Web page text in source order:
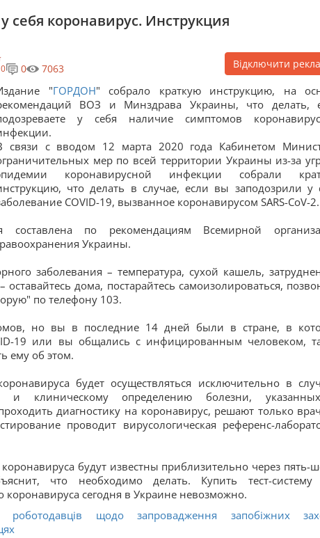
себя коронавирус. Инструкция
0 0 7063 Відключити
"ГОРДОН" собрало краткую инструкцию, на
ВОЗ и Минздрава Украины, что делать,
у себя наличие симптомов
связи с вводом 12 марта 2020 года Кабинетом
мер по всей территории Украины из-за
коронавирусной инфекции собрали
что делать в случае, если вы заподозрили у
COVID-19, вызванное коронавирусом SARS-CoV-2.
по рекомендациям Всемирной
Украины.
заболевания – температура, сухой кашель,
дома, постарайтесь самоизолироваться,
по телефону 103.
но вы в последние 14 дней были в стране, в
19 или вы общались с инфицированным человеком,
ему об этом.
будет осуществляться исключительно в
и клиническому определению болезни,
диагностику на коронавирус, решают только
проводит вирусологическая референс-
будут известны приблизительно через пять-
что необходимо делать. Купить тест-систему
коронавируса сегодня в Украине невозможно.
роботодавців щодо запровадження запобіжних